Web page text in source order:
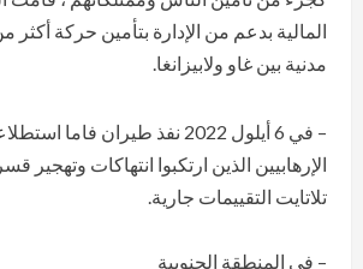
مدنية بين غاو ولابيزانغا.
– في 6 أيلول 2022 نفذ طيران فاما
الإرهابيين الذين ارتكبوا انتهاكات
تلاتايت التقييمات جارية.
– في المنطقة الجنوبية